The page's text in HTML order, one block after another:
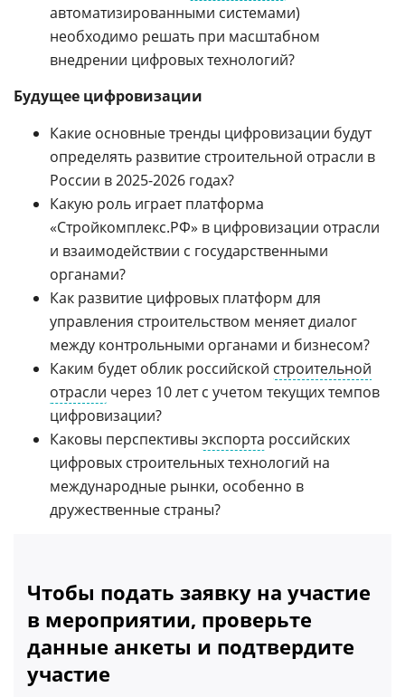
автоматизированными системами)
необходимо решать при масштабном
внедрении цифровых технологий?
Будущее цифровизации
Какие основные тренды цифровизации будут
определять развитие строительной отрасли в
России в 2025-2026 годах?
Какую роль играет платформа
«Стройкомплекс.РФ» в цифровизации отрасли
и взаимодействии с государственными
органами?
Как развитие цифровых платформ для
управления строительством меняет диалог
между контрольными органами и бизнесом?
Каким будет облик российской строительной
отрасли через 10 лет с учетом текущих темпов
цифровизации?
Каковы перспективы экспорта российских
цифровых строительных технологий на
международные рынки, особенно в
дружественные страны?